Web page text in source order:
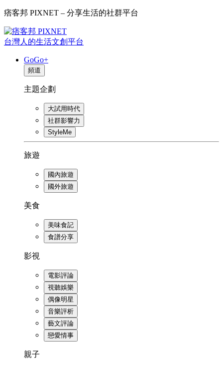
痞客邦 PIXNET – 分享生活的社群平台
台灣人的生活文創平台
GoGo+
頻道
主題企劃
大試用時代
社群影響力
StyleMe
旅遊
國內旅遊
國外旅遊
美食
美味食記
食譜分享
影視
電影評論
視聽娛樂
偶像明星
音樂評析
藝文評論
戀愛情事
親子